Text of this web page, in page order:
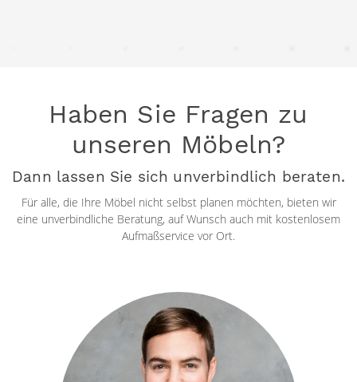
Haben Sie Fragen zu
unseren Möbeln?
Dann lassen Sie sich unverbindlich beraten.
Für alle, die Ihre Möbel nicht selbst planen möchten, bieten wir
eine unverbindliche Beratung, auf Wunsch auch mit kostenlosem
Aufmaßservice vor Ort.